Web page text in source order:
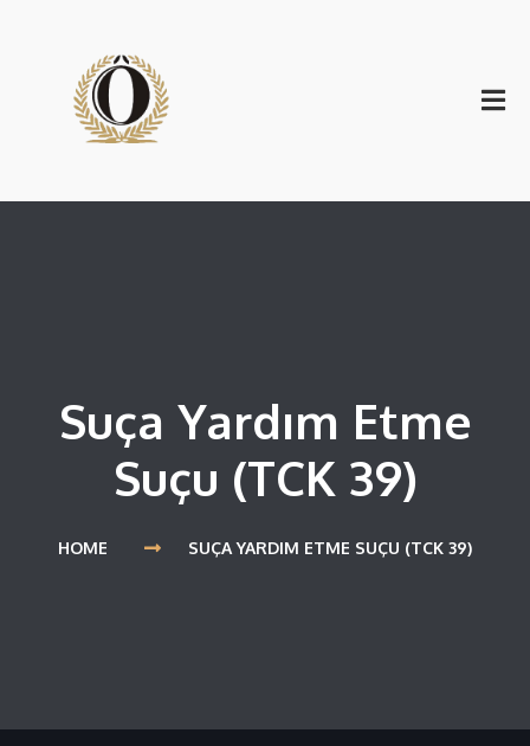
Suça Yardım Etme
Suçu (TCK 39)
HOME SUÇA YARDIM ETME SUÇU (TCK 39)